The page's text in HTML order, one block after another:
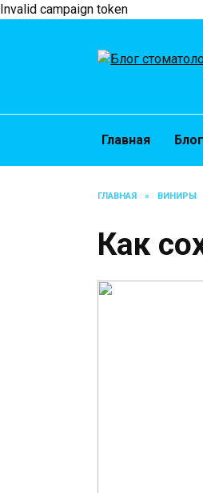
Invalid campaign token
Главная Блог
ГЛАВНАЯ » ВИНИРЫ
Как